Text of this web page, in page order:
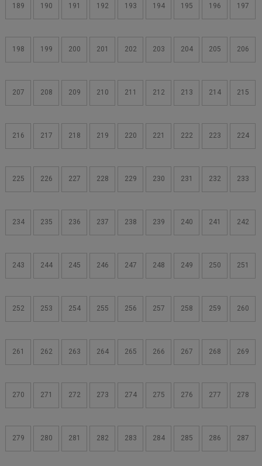
189 190 191 192 193 194 195 196 197
198 199 200 201 202 203 204 205 206
207 208 209 210 211 212 213 214 215
216 217 218 219 220 221 222 223 224
225 226 227 228 229 230 231 232 233
234 235 236 237 238 239 240 241 242
243 244 245 246 247 248 249 250 251
252 253 254 255 256 257 258 259 260
261 262 263 264 265 266 267 268 269
270 271 272 273 274 275 276 277 278
279 280 281 282 283 284 285 286 287